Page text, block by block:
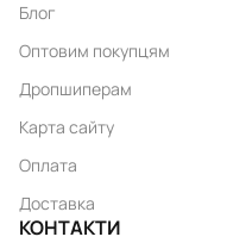
Блог
Оптовим покупцям
Дропшиперам
Карта сайту
Оплата
Доставка
КОНТАКТИ